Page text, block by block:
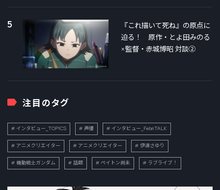
5
『これ描いて死ね』の原点に
迫る！ 原作・とよ田みのる
×監督・赤城博昭 対談②
注目のタグ
インタビュー_TOPICS 声優 インタビュー_FebriTALK
アニメクリエイター アニメクリエイター 伊達さゆり
機動戦士ガンダム 話題 ペイトン尚未 ラブライブ！